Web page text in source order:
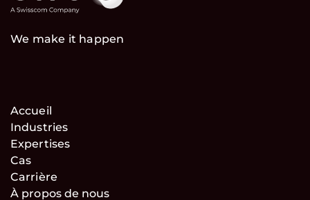
We make it happen
Accueil
Industries
Expertises
Cas
Carrière
À propos de nous